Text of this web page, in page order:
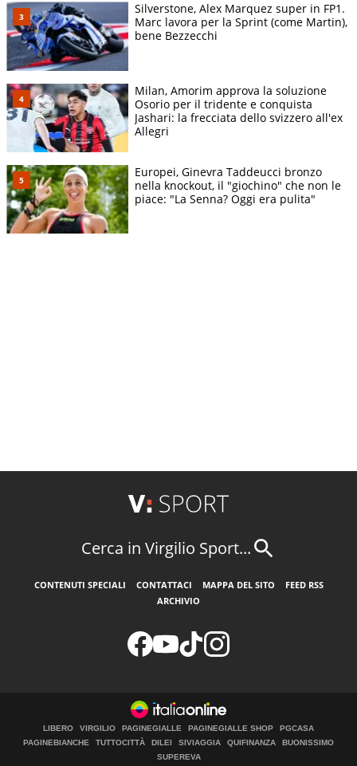
Silverstone, Alex Marquez super in FP1.
Marc lavora per la Sprint (come Martin),
bene Bezzecchi
Milan, Amorim approva la soluzione
Osorio per il tridente e conquista
Jashari: la frecciata dello svizzero all'ex
Allegri
Europei, Ginevra Taddeucci bronzo
nella knockout, il "giochino" che non le
piace: "La Senna? Oggi era pulita"
Cerca in Virgilio Sport...
CONTENUTI SPECIALI CONTATTACI MAPPA DEL SITO
FEED RSS
ARCHIVIO
LIBERO VIRGILIO PAGINEGIALLE PAGINEGIALLE SHOP
PGCASA
PAGINEBIANCHE
TUTTOCITTÀ DILEI SIVIAGGIA QUIFINANZA
BUONISSIMO
SUPEREVA